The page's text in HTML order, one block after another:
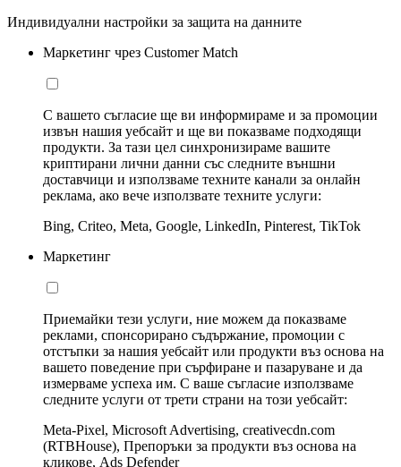
Индивидуални настройки за защита на данните
Маркетинг чрез Customer Match
С вашето съгласие ще ви информираме и за промоции
извън нашия уебсайт и ще ви показваме подходящи
продукти. За тази цел синхронизираме вашите
криптирани лични данни със следните външни
доставчици и използваме техните канали за онлайн
реклама, ако вече използвате техните услуги:
Bing, Criteo, Meta, Google, LinkedIn, Pinterest, TikTok
Маркетинг
Приемайки тези услуги, ние можем да показваме
реклами, спонсорирано съдържание, промоции с
отстъпки за нашия уебсайт или продукти въз основа на
вашето поведение при сърфиране и пазаруване и да
измерваме успеха им. С ваше съгласие използваме
следните услуги от трети страни на този уебсайт:
Meta-Pixel, Microsoft Advertising, creativecdn.com
(RTBHouse), Препоръки за продукти въз основа на
кликове, Ads Defender